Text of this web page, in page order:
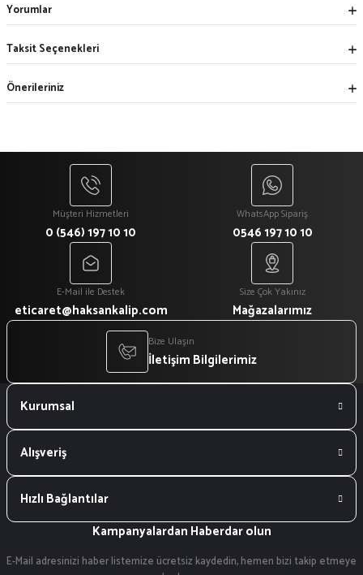
Yorumlar
Taksit Seçenekleri
Önerileriniz
Müşteri Hizmetleri
0 (546) 197 10 10
WhatsApp Sipariş
0546 197 10 10
E-Mail ile Destek
eticaret@haksankalip.com
Size Çok Yakınız
Mağazalarımız
Bize Ulaşın
İletişim Bilgilerimiz
Kurumsal
Alışveriş
Hızlı Bağlantılar
Kampanyalardan Haberdar olun
E-Mail adresinizi haber listemize ücretsiz kaydedin, hemen bizi takip etmeye